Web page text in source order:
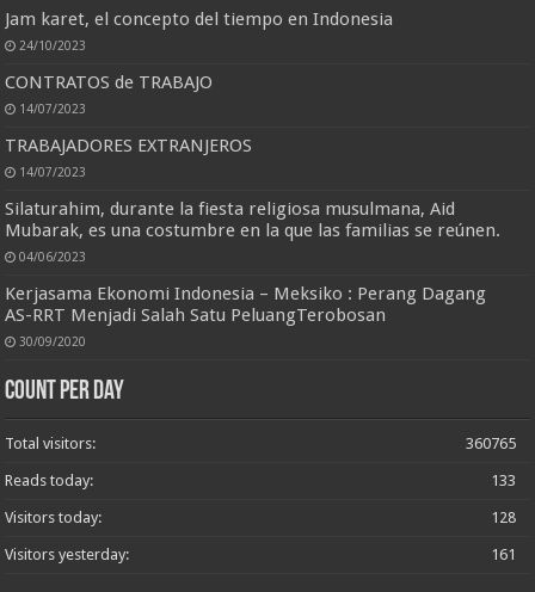
Jam karet, el concepto del tiempo en Indonesia
24/10/2023
CONTRATOS de TRABAJO
14/07/2023
TRABAJADORES EXTRANJEROS
14/07/2023
Silaturahim, durante la fiesta religiosa musulmana, Aid
Mubarak, es una costumbre en la que las familias se reúnen.
04/06/2023
Kerjasama Ekonomi Indonesia – Meksiko : Perang Dagang
AS-RRT Menjadi Salah Satu PeluangTerobosan
30/09/2020
Count per Day
360765
Total visitors:
133
Reads today:
128
Visitors today:
161
Visitors yesterday: